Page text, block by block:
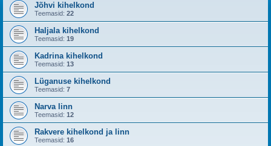
Jõhvi kihelkond
Teemasid: 22
Haljala kihelkond
Teemasid: 19
Kadrina kihelkond
Teemasid: 13
Lüganuse kihelkond
Teemasid: 7
Narva linn
Teemasid: 12
Rakvere kihelkond ja linn
Teemasid: 16